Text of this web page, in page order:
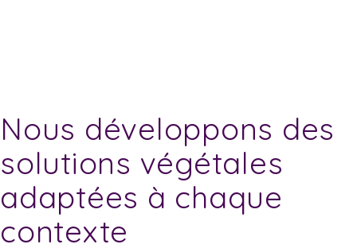
Nous développons des
solutions végétales
adaptées à chaque
contexte